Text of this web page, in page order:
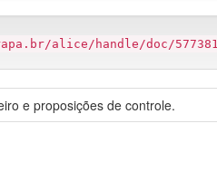
alice/handle/doc/577381
e proposições de controle.